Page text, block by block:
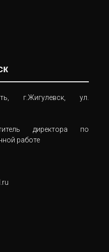
г.Жигулевск, ул.
директора по
работе